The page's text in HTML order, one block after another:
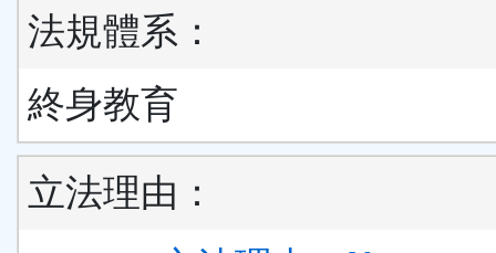
法規體系：
終身教育
立法理由：